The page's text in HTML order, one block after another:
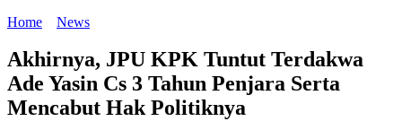
Home
News
Akhirnya, JPU KPK Tuntut Terdakwa
Ade Yasin Cs 3 Tahun Penjara Serta
Mencabut Hak Politiknya